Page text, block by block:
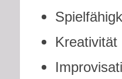
Kreativität